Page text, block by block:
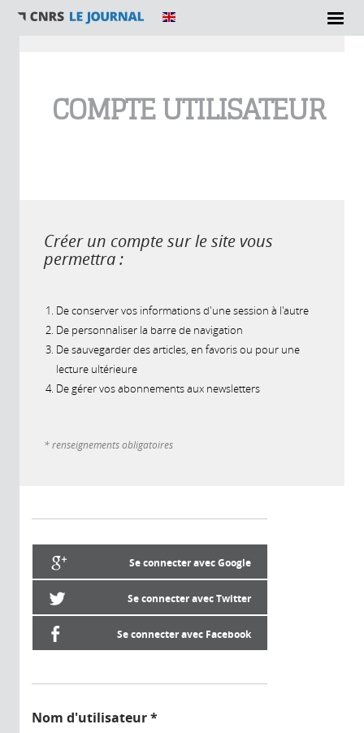
COMPTE UTILISATEUR
Créer un compte sur le site vous
permettra :
De conserver vos informations d'une session à l'autre
De personnaliser la barre de navigation
De sauvegarder des articles, en favoris ou pour une
lecture ultérieure
De gérer vos abonnements aux newsletters
* renseignements obligatoires
Se connecter avec Google
Se connecter avec Twitter
Se connecter avec Facebook
Nom d'utilisateur*